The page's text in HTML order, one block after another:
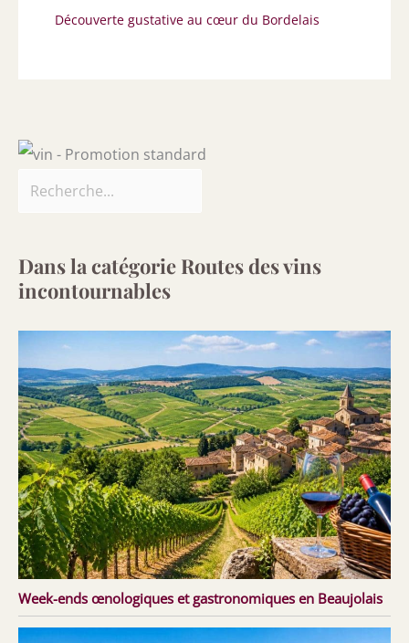
Découverte gustative au cœur du Bordelais
Dans la catégorie Routes des vins
incontournables
Week-ends œnologiques et gastronomiques en Beaujolais